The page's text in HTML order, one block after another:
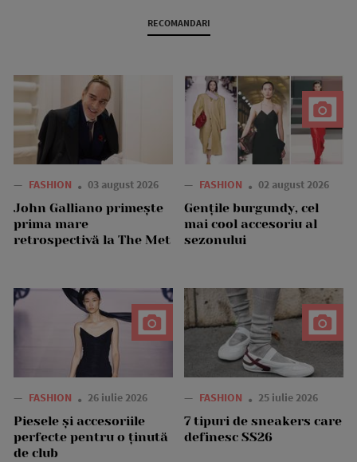
RECOMANDARI
— FASHION 03 august 2026
John Galliano primește
prima mare
retrospectivă la The Met
— FASHION 02 august 2026
Gențile burgundy, cel
mai cool accesoriu al
sezonului
— FASHION 26 iulie 2026
Piesele și accesoriile
perfecte pentru o ținută
de club
— FASHION 25 iulie 2026
7 tipuri de sneakers care
definesc SS26